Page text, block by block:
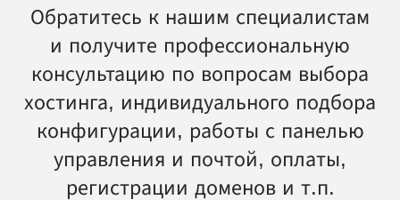
Обратитесь к нашим специалистам
и получите профессиональную
консультацию по вопросам выбора
хостинга, индивидуального подбора
конфигурации, работы с панелью
управления и почтой, оплаты,
регистрации доменов и т.п.